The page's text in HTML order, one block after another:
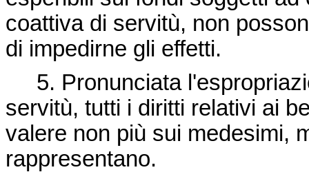
coattiva di servitù, non
di impedirne gli effetti.
5. Pronunciata
servitù, tutti i diritti relativi ai
valere non più sui medesimi,
rappresentano.